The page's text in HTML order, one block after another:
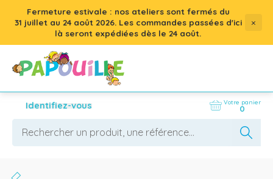
Fermeture estivale : nos ateliers sont fermés du
31 juillet au 24 août 2026. Les commandes passées d'ici
là seront expédiées dès le 24 août.
×
Identifiez-vous Votre panier
0